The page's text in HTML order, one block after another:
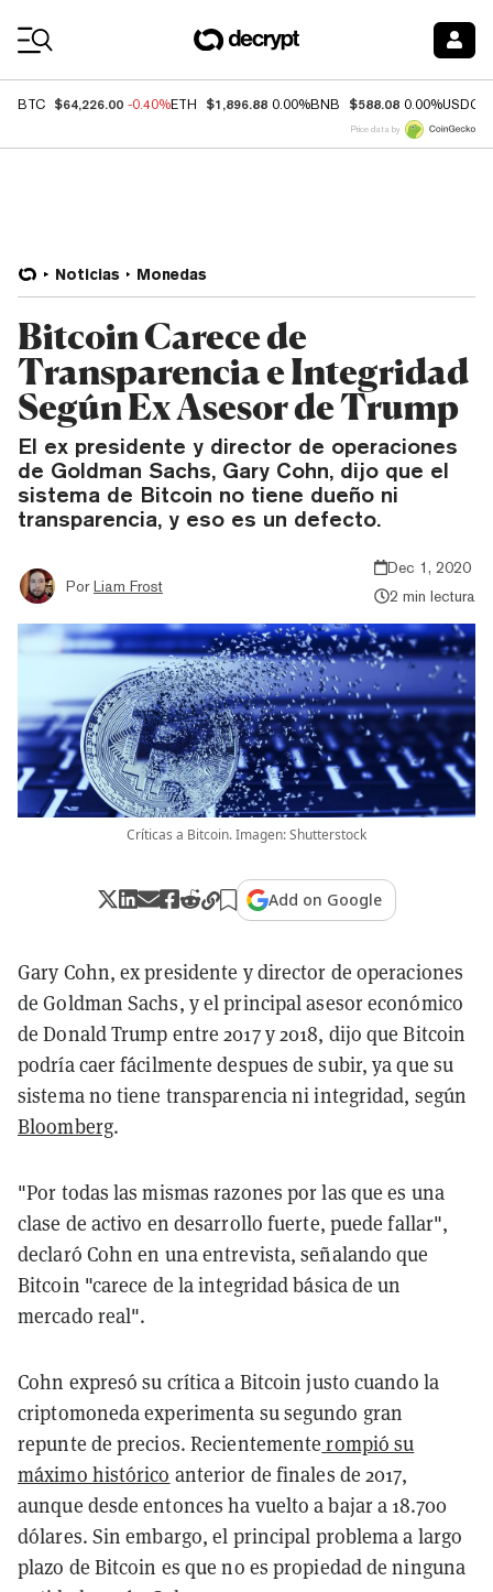
BTC $64,226.00 -0.40%ETH $1,896.88 0.00%BNB $588.08 0.00%USDC
Price data by
Noticias Monedas
Bitcoin Carece de
Transparencia e Integridad
Según Ex Asesor de Trump
El ex presidente y director de operaciones
de Goldman Sachs, Gary Cohn, dijo que el
sistema de Bitcoin no tiene dueño ni
transparencia, y eso es un defecto.
Por Liam Frost
Dec 1, 2020
2 min lectura
Críticas a Bitcoin. Imagen: Shutterstock
Add on Google
Gary Cohn, ex presidente y director de operaciones
de Goldman Sachs, y el principal asesor económico
de Donald Trump entre 2017 y 2018, dijo que Bitcoin
podría caer fácilmente despues de subir, ya que su
sistema no tiene transparencia ni integridad, según
Bloomberg.
"Por todas las mismas razones por las que es una
clase de activo en desarrollo fuerte, puede fallar",
declaró Cohn en una entrevista, señalando que
Bitcoin "carece de la integridad básica de un
mercado real".
Cohn expresó su crítica a Bitcoin justo cuando la
criptomoneda experimenta su segundo gran
repunte de precios. Recientemente rompió su
máximo histórico anterior de finales de 2017,
aunque desde entonces ha vuelto a bajar a 18.700
dólares. Sin embargo, el principal problema a largo
plazo de Bitcoin es que no es propiedad de ninguna